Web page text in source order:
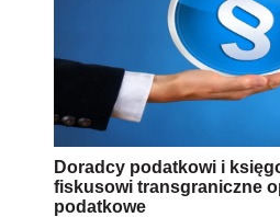
Doradcy podatkowi i
fiskusowi transgraniczne
podatkowe